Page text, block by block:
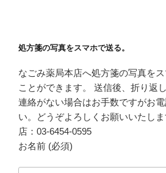
処方箋の写真をスマホで送る。
なごみ薬局本店へ処方箋の写真を
ことができます。 送信後、折り返
連絡がない場合はお手数ですがお
い。どうぞよろしくお願いいたし
店：03-6454-0595
お名前 (必須)